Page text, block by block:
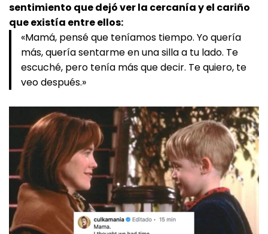
sentimiento que dejó ver la cercanía y el cariño
que existía entre ellos:
«Mamá, pensé que teníamos tiempo. Yo quería
más, quería sentarme en una silla a tu lado. Te
escuché, pero tenía más que decir. Te quiero, te
veo después.»